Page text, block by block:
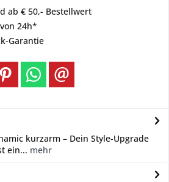
ab € 50,- Bestellwert
24h*
Garantie
kurzarm – Dein Style-Upgrade
ein... mehr